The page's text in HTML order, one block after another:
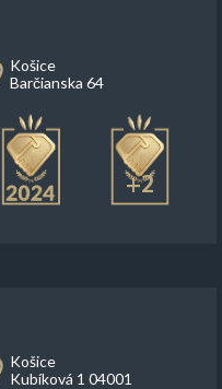
Košice
Barčianska 64
+2
Košice
Kubíková 1 04001